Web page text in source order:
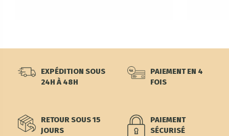
EXPÉDITION SOUS
24H À 48H
PAIEMENT EN 4
FOIS
RETOUR SOUS 15
JOURS
PAIEMENT
SÉCURISÉ